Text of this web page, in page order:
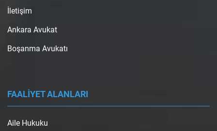
İletişim
Ankara Avukat
Boşanma Avukatı
FAALİYET ALANLARI
Aile Hukuku